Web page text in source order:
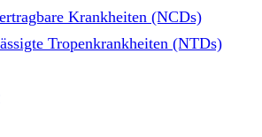
Krankheiten (NCDs)
Tropenkrankheiten (NTDs)